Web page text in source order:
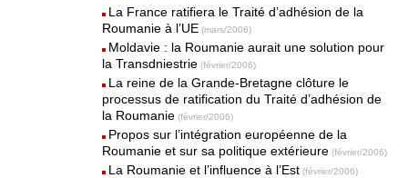
La France ratifiera le Traité d’adhésion de la
Roumanie à l’UE (mars/2006)
Moldavie : la Roumanie aurait une solution pour
la Transdniestrie (février/2006)
La reine de la Grande-Bretagne clôture le
processus de ratification du Traité d’adhésion de
la Roumanie (février/2006)
Propos sur l’intégration européenne de la
Roumanie et sur sa politique extérieure (février/2006)
La Roumanie et l’influence à l’Est (février/2006)